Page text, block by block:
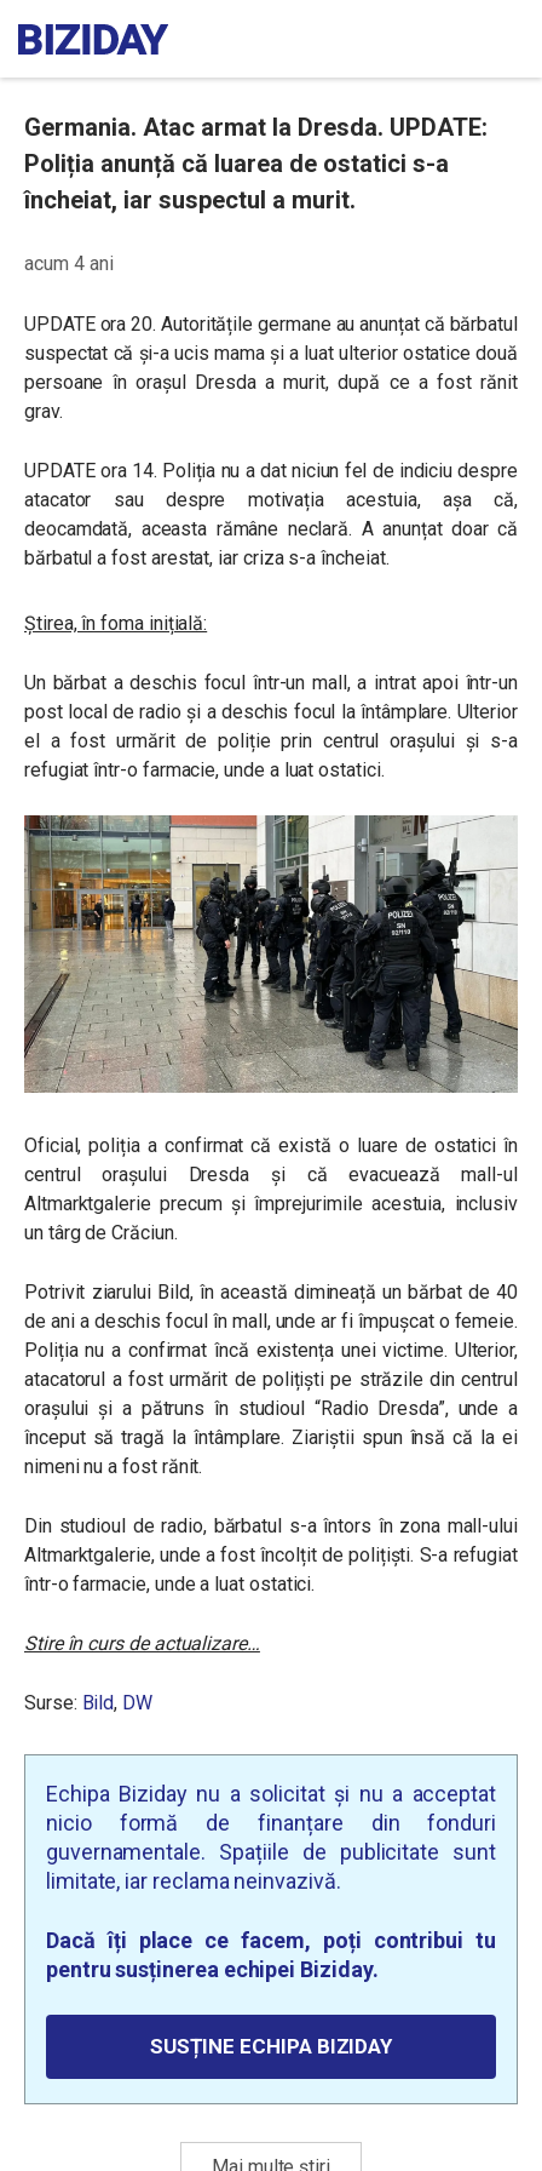
Germania. Atac armat la Dresda. UPDATE:
Poliția anunță că luarea de ostatici s-a
încheiat, iar suspectul a murit.
acum 4 ani
UPDATE ora 20. Autoritățile germane au anunțat că bărbatul
suspectat că și-a ucis mama și a luat ulterior ostatice două
persoane în orașul Dresda a murit, după ce a fost rănit
grav.
UPDATE ora 14. Poliția nu a dat niciun fel de indiciu despre
atacator sau despre motivația acestuia, așa că,
deocamdată, aceasta rămâne neclară. A anunțat doar că
bărbatul a fost arestat, iar criza s-a încheiat.
Știrea, în foma inițială:
Un bărbat a deschis focul într-un mall, a intrat apoi într-un
post local de radio și a deschis focul la întâmplare. Ulterior
el a fost urmărit de poliție prin centrul orașului și s-a
refugiat într-o farmacie, unde a luat ostatici.
Oficial, poliția a confirmat că există o luare de ostatici în
centrul orașului Dresda și că evacuează mall-ul
Altmarktgalerie precum și împrejurimile acestuia, inclusiv
un târg de Crăciun.
Potrivit ziarului Bild, în această dimineață un bărbat de 40
de ani a deschis focul în mall, unde ar fi împușcat o femeie.
Poliția nu a confirmat încă existența unei victime. Ulterior,
atacatorul a fost urmărit de polițiști pe străzile din centrul
orașului și a pătruns în studioul “Radio Dresda”, unde a
început să tragă la întâmplare. Ziariștii spun însă că la ei
nimeni nu a fost rănit.
Din studioul de radio, bărbatul s-a întors în zona mall-ului
Altmarktgalerie, unde a fost încolțit de polițiști. S-a refugiat
într-o farmacie, unde a luat ostatici.
Stire în curs de actualizare…
Surse: Bild, DW
Echipa Biziday nu a solicitat și nu a acceptat
nicio formă de finanțare din fonduri
guvernamentale. Spațiile de publicitate sunt
limitate, iar reclama neinvazivă.
Dacă îți place ce facem, poți contribui tu
pentru susținerea echipei Biziday.
SUSȚINE ECHIPA BIZIDAY